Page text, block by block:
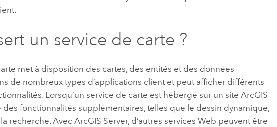
un service de carte ?
met à disposition des cartes, des entités et des données
de nombreux types d’applications client et peut afficher différents
Lorsqu’un service de carte est hébergé sur un siteArcGIS
des fonctionnalités supplémentaires, telles que le dessin dynamique,
la recherche. AvecArcGIS Server, d’autres services Web peuvent être